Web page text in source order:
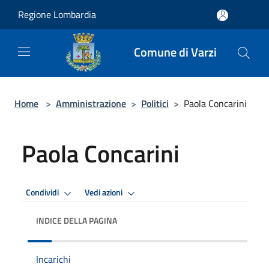
Regione Lombardia
Comune di Varzi
Home > Amministrazione > Politici > Paola Concarini
Paola Concarini
Condividi Vedi azioni
INDICE DELLA PAGINA
Incarichi